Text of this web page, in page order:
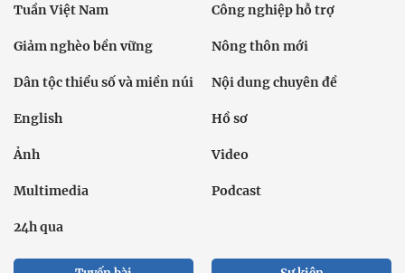
Tuần Việt Nam Công nghiệp hỗ trợ
Giảm nghèo bền vững Nông thôn mới
Dân tộc thiểu số và miền núi Nội dung chuyên đề
English Hồ sơ
Ảnh Video
Multimedia Podcast
24h qua